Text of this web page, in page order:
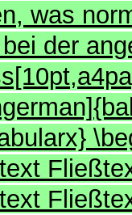
was
der